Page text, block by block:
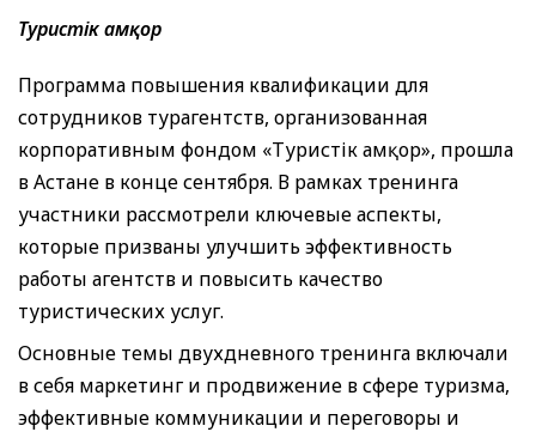
Туристік Қамқор
Программа повышения квалификации для
сотрудников турагентств, организованная
корпоративным фондом «Туристік Қамқор», прошла
в Астане в конце сентября. В рамках тренинга
участники рассмотрели ключевые аспекты,
которые призваны улучшить эффективность
работы агентств и повысить качество
туристических услуг.
Основные темы двухдневного тренинга включали
в себя маркетинг и продвижение в сфере туризма,
эффективные коммуникации и переговоры и